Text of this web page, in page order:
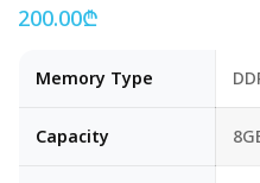
200.00₾
Memory Type
Capacity